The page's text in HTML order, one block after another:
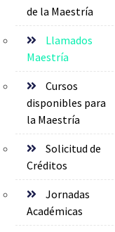
de la Maestría
Llamados
Maestría
Cursos
disponibles para
la Maestría
Solicitud de
Créditos
Jornadas
Académicas